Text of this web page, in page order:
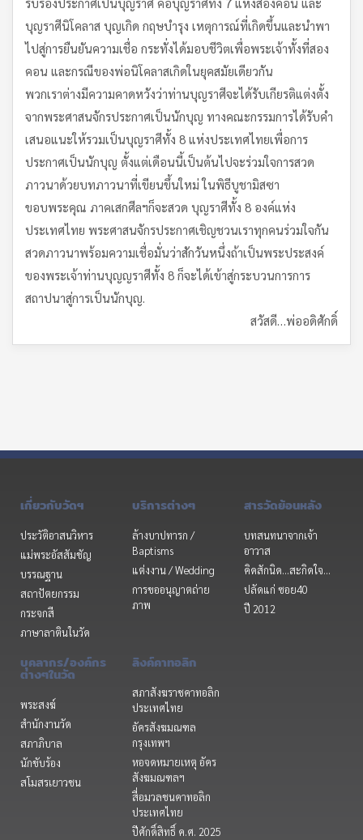
บุญราศีนิโคลาส บุญเกิด กฤษบำรุง เหตุการณ์ที่เกิดขึ้นและนำพา
ไปสู่การยืนยันความเชื่อ กระทั่งได้มอบชีวิตเพื่อพระเจ้าทั้งที่สอง
คอน และกรณีของพ่อนิโคลาสเกิดในยุคสมัยเดียวกัน
พวกเราต่างมีความคาดหวังว่าท่านบุญราศีจะได้รับเกียรติแต่งตั้ง
จากพระศาสนจักรประกาศเป็นนักบุญ ทางคณะกรรมการได้รับคำ
เสนอแนะให้รวมเป็นบุญราศีทั้ง 8 แห่งประเทศไทยเพื่อการ
ประกาศเป็นนักบุญ ตั้งแต่เดือนนี้เป็นต้นไปจะร่วมใจการสวด
ภาวนาด้วยบทภาวนาที่เขียนขึ้นใหม่ ในพิธีบูชามิสซา
ขอบพระคุณ ภาคเสกศีลฯก็จะสวด บุญราศีทั้ง 8 องค์แห่ง
ประเทศไทย พระศาสนจักรประกาศเชิญชวนเราทุกคนร่วมใจกัน
สวดภาวนาพร้อมความเชื่อมั่นว่าสักวันหนึ่งถ้าเป็นพระประสงค์
ของพระเจ้าท่านบุญญราศีทั้ง 8 ก็จะได้เข้าสู่กระบวนการการ
สถาปนาสู่การเป็นนักบุญ.
สวัสดี…พ่ออดิศักดิ์
เกี่ยวกับวัดฯ
ประวัติอาสนวิหาร
แม่พระอัสสัมชัญ
บรรณฐาน
สถาปัตยกรรม
กระจกสี
ภาษาลาตินในวัด
บริการต่างๆ
ล้างบาปทารก /
Baptisms
แต่งงาน / Wedding
การขออนุญาตถ่าย
ภาพ
สารวัดย้อนหลัง
บทสนทนาจากเจ้า
อาวาส
คิดสักนิด...สะกิดใจ...
ปลัดแก่ ซอย40
ปี 2012
บุคลากร/องค์กร
ต่างๆในวัด
พระสงฆ์
สำนักงานวัด
สภาภิบาล
นักขับร้อง
สโมสรเยาวชน
ลิงค์คาทอลิก
สภาสังฆราชคาทอลิก
ประเทศไทย
อัครสังฆมณฑล
กรุงเทพฯ
หอจดหมายเหตุ อัคร
สังฆมณฑลฯ
สื่อมวลชนคาทอลิก
ประเทศไทย
ปีศักดิ์สิทธิ์ ค.ศ. 2025